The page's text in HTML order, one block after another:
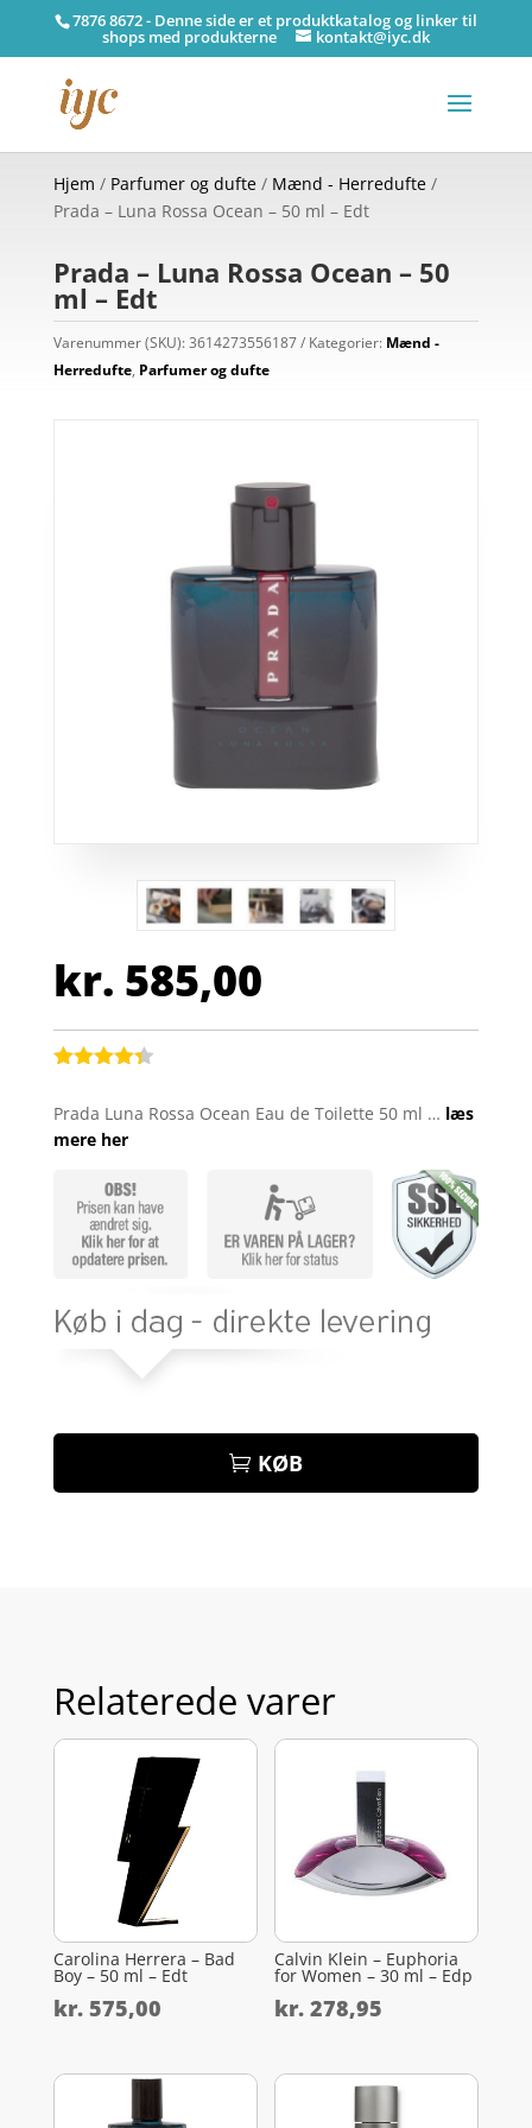
7876 8672 - Denne side er et produktkatalog og linker til
shops med produkterne kontakt@iyc.dk
Hjem / Parfumer og dufte/ Mænd - Herredufte/
Prada – Luna Rossa Ocean – 50 ml – Edt
Prada – Luna Rossa Ocean – 50
ml – Edt
Varenummer (SKU):3614273556187 Kategorier: Mænd -
Herredufte, Parfumer og dufte
kr. 585,00
ud af 5
baseret
mmelser
Prada Luna Rossa Ocean Eau de Toilette 50 ml … læs
mere her
KØB
Relaterede varer
Carolina Herrera – Bad
Boy – 50 ml – Edt
kr.575,00
Calvin Klein – Euphoria
for Women – 30 ml – Edp
kr. 278,95